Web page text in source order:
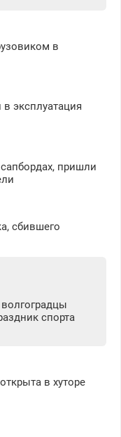
в
эксплуатация
пришли
сбившего
спорта
в хуторе